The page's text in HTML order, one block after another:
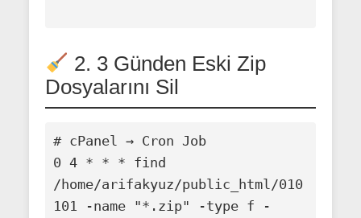
2. 3 Günden Eski Zip
Dosyalarını Sil
# cPanel → Cron Job
0 4 * * * find
/home/arifakyuz/public_html/010
101 -name "*.zip" -type f -